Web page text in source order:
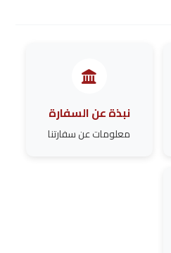
نبذة عن السفارة
معلومات عن سفارتنا